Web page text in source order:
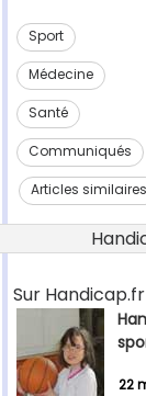
Sport
Médecine
Santé
Communiqués
Articles similaires
Sur
22